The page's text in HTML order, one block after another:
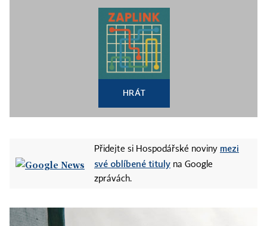
HRÁT
Přidejte si Hospodářské noviny mezi
své oblíbené tituly na Google
zprávách.